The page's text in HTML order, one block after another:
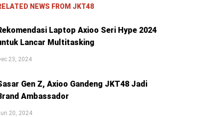
NEWS FROM JKT48
Laptop Axioo Seri Hype 2024
Lancar Multitasking
23, 2024
Gen Z, Axioo Gandeng JKT48 Jadi
Ambassador
20, 2024